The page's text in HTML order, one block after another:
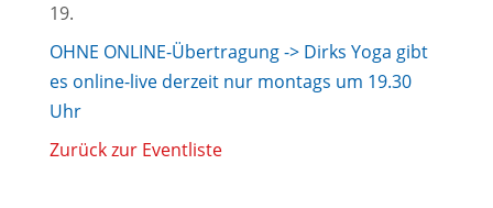
19.
OHNE ONLINE-Übertragung -> Dirks Yoga gibt
es online-live derzeit nur montags um 19.30
Uhr
Zurück zur Eventliste